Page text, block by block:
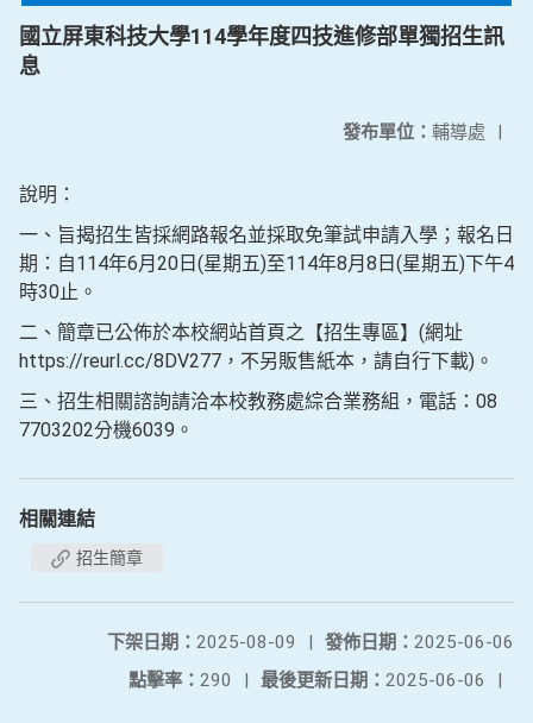
國立屏東科技大學114學年度四技進修部單獨招生訊
息
發布單位： 輔導處 |
說明：
一、旨揭招生皆採網路報名並採取免筆試申請入學；報名日
期：自114年6月20日(星期五)至114年8月8日(星期五)下午4
時30止。
二、簡章已公佈於本校網站首頁之【招生專區】(網址
https://reurl.cc/8DV277，不另販售紙本，請自行下載)。
三、招生相關諮詢請洽本校教務處綜合業務組，電話：08
7703202分機6039。
相關連結
招生簡章
發佈日期： 2025-06-06
下架日期： 2025-08-09
|
最後更新日期： 2025-06-06 |
點擊率： 290 |